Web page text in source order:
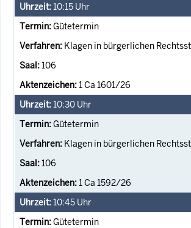
10:15 Uhr
Gütetermin
Klagen in bürgerlichen
106
1 Ca 1601/26
10:30 Uhr
Gütetermin
Klagen in bürgerlichen
106
1 Ca 1592/26
10:45 Uhr
Gütetermin